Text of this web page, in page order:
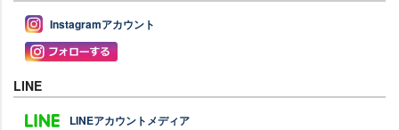
Instagramアカウント
LINE
LINEアカウントメディア